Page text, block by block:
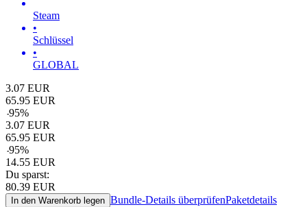
Steam
•
Schlüssel
•
GLOBAL
3.07 EUR
65.95 EUR
-95%
3.07 EUR
65.95 EUR
-95%
14.55 EUR
Du sparst:
80.39 EUR
In den Warenkorb legen Bundle-Details überprüfenPaketdetails